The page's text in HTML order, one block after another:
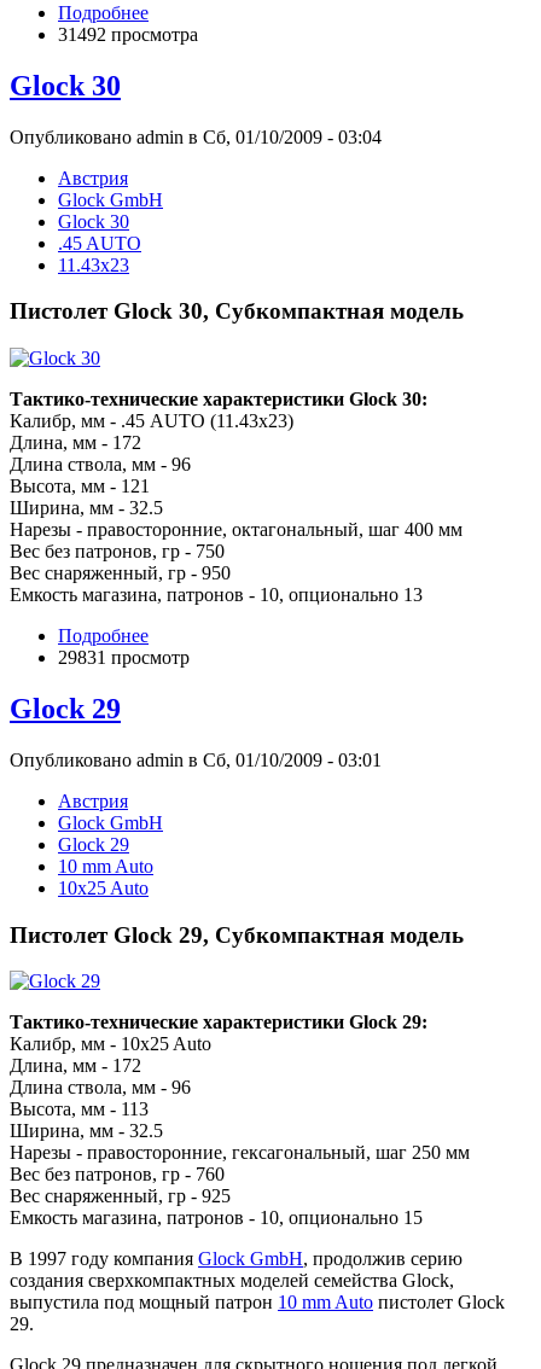
Подробнее
31492 просмотра
Glock 30
Опубликовано admin в Сб, 01/10/2009 - 03:04
Австрия
Glock GmbH
Glock 30
.45 AUTO
11.43x23
Пистолет Glock 30, Субкомпактная модель
Тактико-технические характеристики Glock 30:
Калибр, мм - .45 AUTO (11.43x23)
Длина, мм - 172
Длина ствола, мм - 96
Высота, мм - 121
Ширина, мм - 32.5
Нарезы - правосторонние, октагональный, шаг 400 мм
Вес без патронов, гр - 750
Вес снаряженный, гр - 950
Емкость магазина, патронов - 10, опционально 13
Подробнее
29831 просмотр
Glock 29
Опубликовано admin в Сб, 01/10/2009 - 03:01
Австрия
Glock GmbH
Glock 29
10 mm Auto
10x25 Auto
Пистолет Glock 29, Субкомпактная модель
Тактико-технические характеристики Glock 29:
Калибр, мм - 10x25 Auto
Длина, мм - 172
Длина ствола, мм - 96
Высота, мм - 113
Ширина, мм - 32.5
Нарезы - правосторонние, гексагональный, шаг 250 мм
Вес без патронов, гр - 760
Вес снаряженный, гр - 925
Емкость магазина, патронов - 10, опционально 15
В 1997 году компания Glock GmbH, продолжив серию
создания сверхкомпактных моделей семейства Glock,
выпустила под мощный патрон 10 mm Auto пистолет Glock
29.